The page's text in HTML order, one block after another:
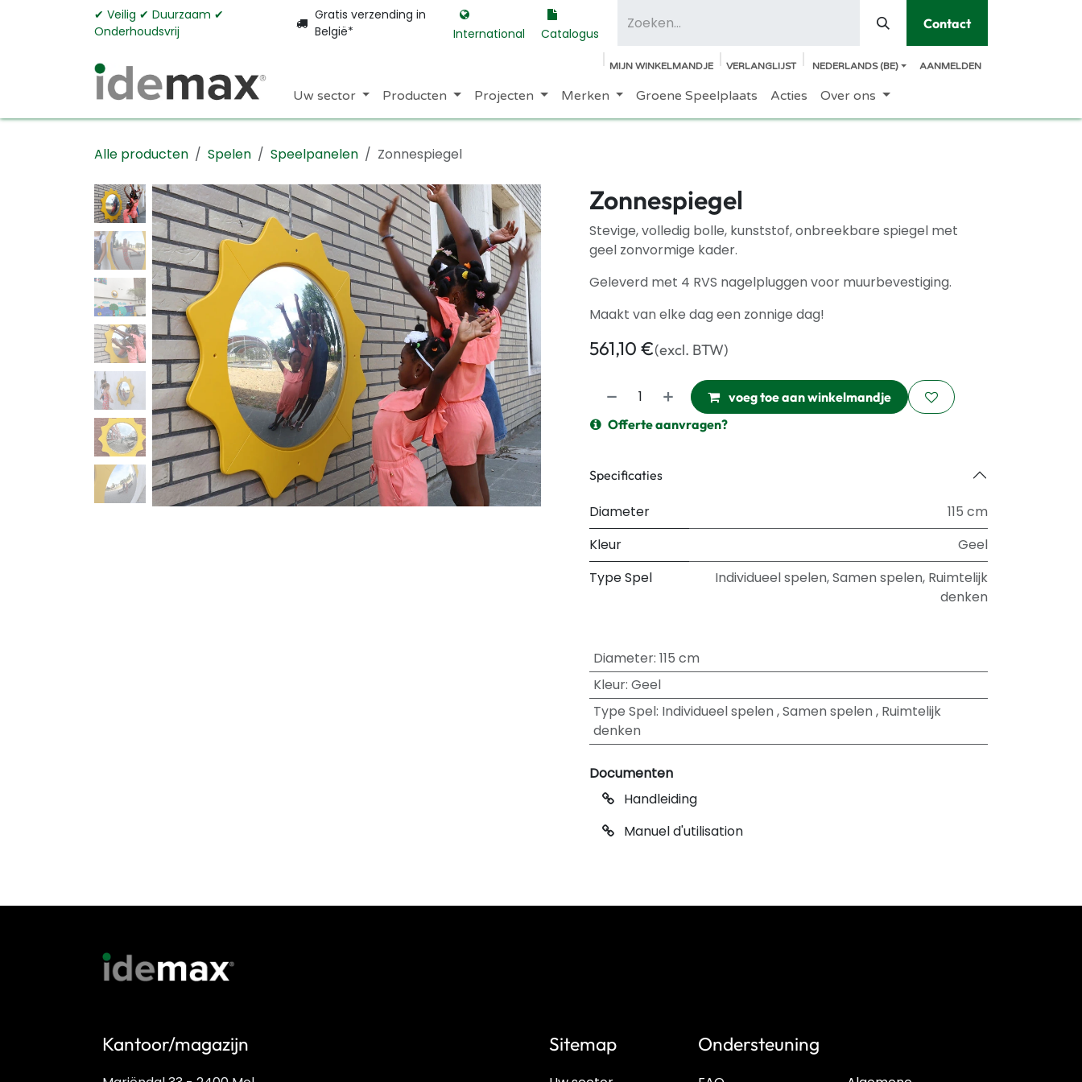
Overslaan naar inhoud✔︎ Veilig ✔︎ Duurzaam ✔︎
Onderhoudsvrij
Gratis verzending in
België*
International Catalogus
Contact
MIJN WINKELMANDJE VERLANGLIJST NEDERLANDS (BE) AANMELDEN
Uw sector Producten Projecten Merken Groene Speelplaats Acties Over ons
Alle producten Spelen Speelpanelen Zonnespiegel
Zonnespiegel
Stevige, volledig bolle, kunststof, onbreekbare spiegel met
geel zonvormige kader.
Geleverd met 4 RVS nagelpluggen voor muurbevestiging.
Maakt van elke dag een zonnige dag!
561,10 €(excl. BTW)
voeg toe aan winkelmandje
Offerte aanvragen?
Specificaties
Diameter
115 cm
Kleur
Geel
Type Spel
Individueel spelen,Samen spelen, Ruimtelijk
denken
Diameter: 115 cm
Kleur: Geel
Type Spel: Individueel spelen,Samen spelen, Ruimtelijk
denken
Documenten
Handleiding
Manuel d'utilisation
Kantoor/magazijn Ondersteuning
Sitemap